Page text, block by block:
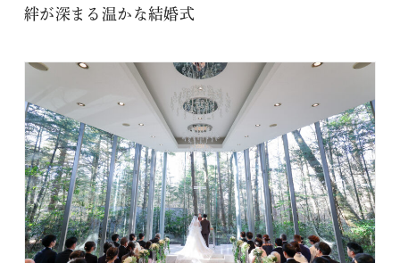
絆が深まる温かな結婚式